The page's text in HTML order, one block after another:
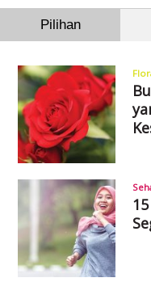
Pilihan